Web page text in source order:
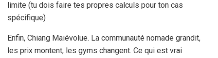
limite (tu dois faire tes propres calculs pour ton cas
spécifique)
Enfin, Chiang Maiévolue. La communauté nomade grandit,
les prix montent, les gyms changent. Ce qui est vrai